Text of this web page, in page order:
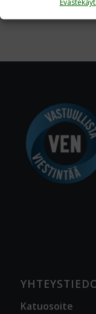
Katuosoite